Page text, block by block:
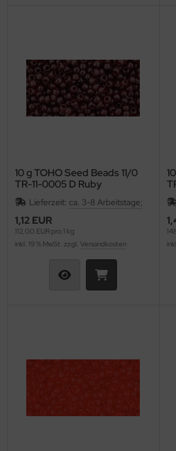
10 g TOHO Seed Beads 11/0
TR-11-0005 D Ruby
Lieferzeit: ca. 3-8 Arbeitstage;
1,12 EUR
112,00 EUR pro 1 kg
inkl. 19 % MwSt. zzgl. Versandkosten